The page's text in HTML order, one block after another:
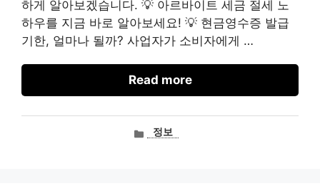
하게 알아보겠습니다. 💡 아르바이트 세금 절세 노
하우를 지금 바로 알아보세요! 💡 현금영수증 발급
기한, 얼마나 될까? 사업자가 소비자에게 …
Read more
카정보